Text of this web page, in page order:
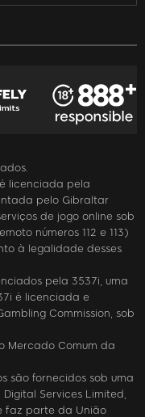
licenciada pela
pelo Gibraltar
de jogo online sob
números 112 e 113)
à legalidade desses
pela 3537i, uma
é licenciada e
Commission, sob
Mercado Comum da
são fornecidos sob uma
Services Limited,
faz parte da União